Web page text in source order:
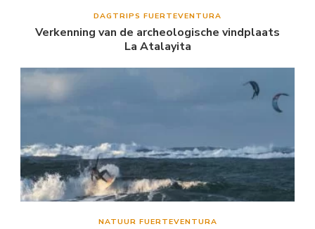
DAGTRIPS FUERTEVENTURA
Verkenning van de archeologische vindplaats
La Atalayita
NATUUR FUERTEVENTURA